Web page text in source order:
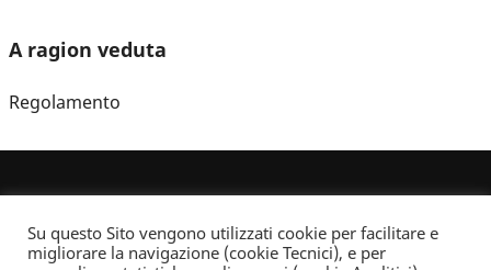
A ragion veduta
Regolamento
Su questo Sito vengono utilizzati cookie per facilitare e
migliorare la navigazione (cookie Tecnici), e per